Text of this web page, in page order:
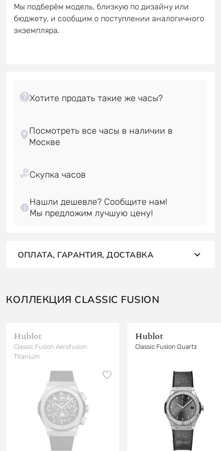
Мы подберём модель, близкую по дизайну или
бюджету, и сообщим о поступлении аналогичного
экземпляра.
Посмотреть все часы в наличии в
Нашли дешевле? Сообщите нам!
Мы предложим лучшую цену!
ОПЛАТА, ГАРАНТИЯ, ДОСТАВКА
КОЛЛЕКЦИЯ CLASSIC FUSION
Hublot
Classic Fusion Aerofusion
Titanium
Hublot
Classic Fusion Quartz